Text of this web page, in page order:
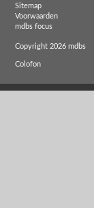
Sitemap
Voorwaarden
mdbs focus
Copyright 2026 mdbs
Colofon